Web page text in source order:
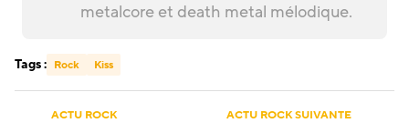
metalcore et death metal mélodique.
Tags : Rock Kiss
ACTU ROCK
ACTU ROCK SUIVANTE